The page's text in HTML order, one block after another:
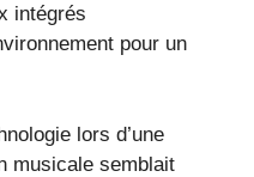
intégrés
pour un
lors d’une
musicale semblait